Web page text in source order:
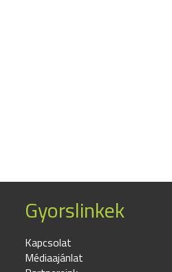
Gyorslinkek
Kapcsolat
Médiaajánlat